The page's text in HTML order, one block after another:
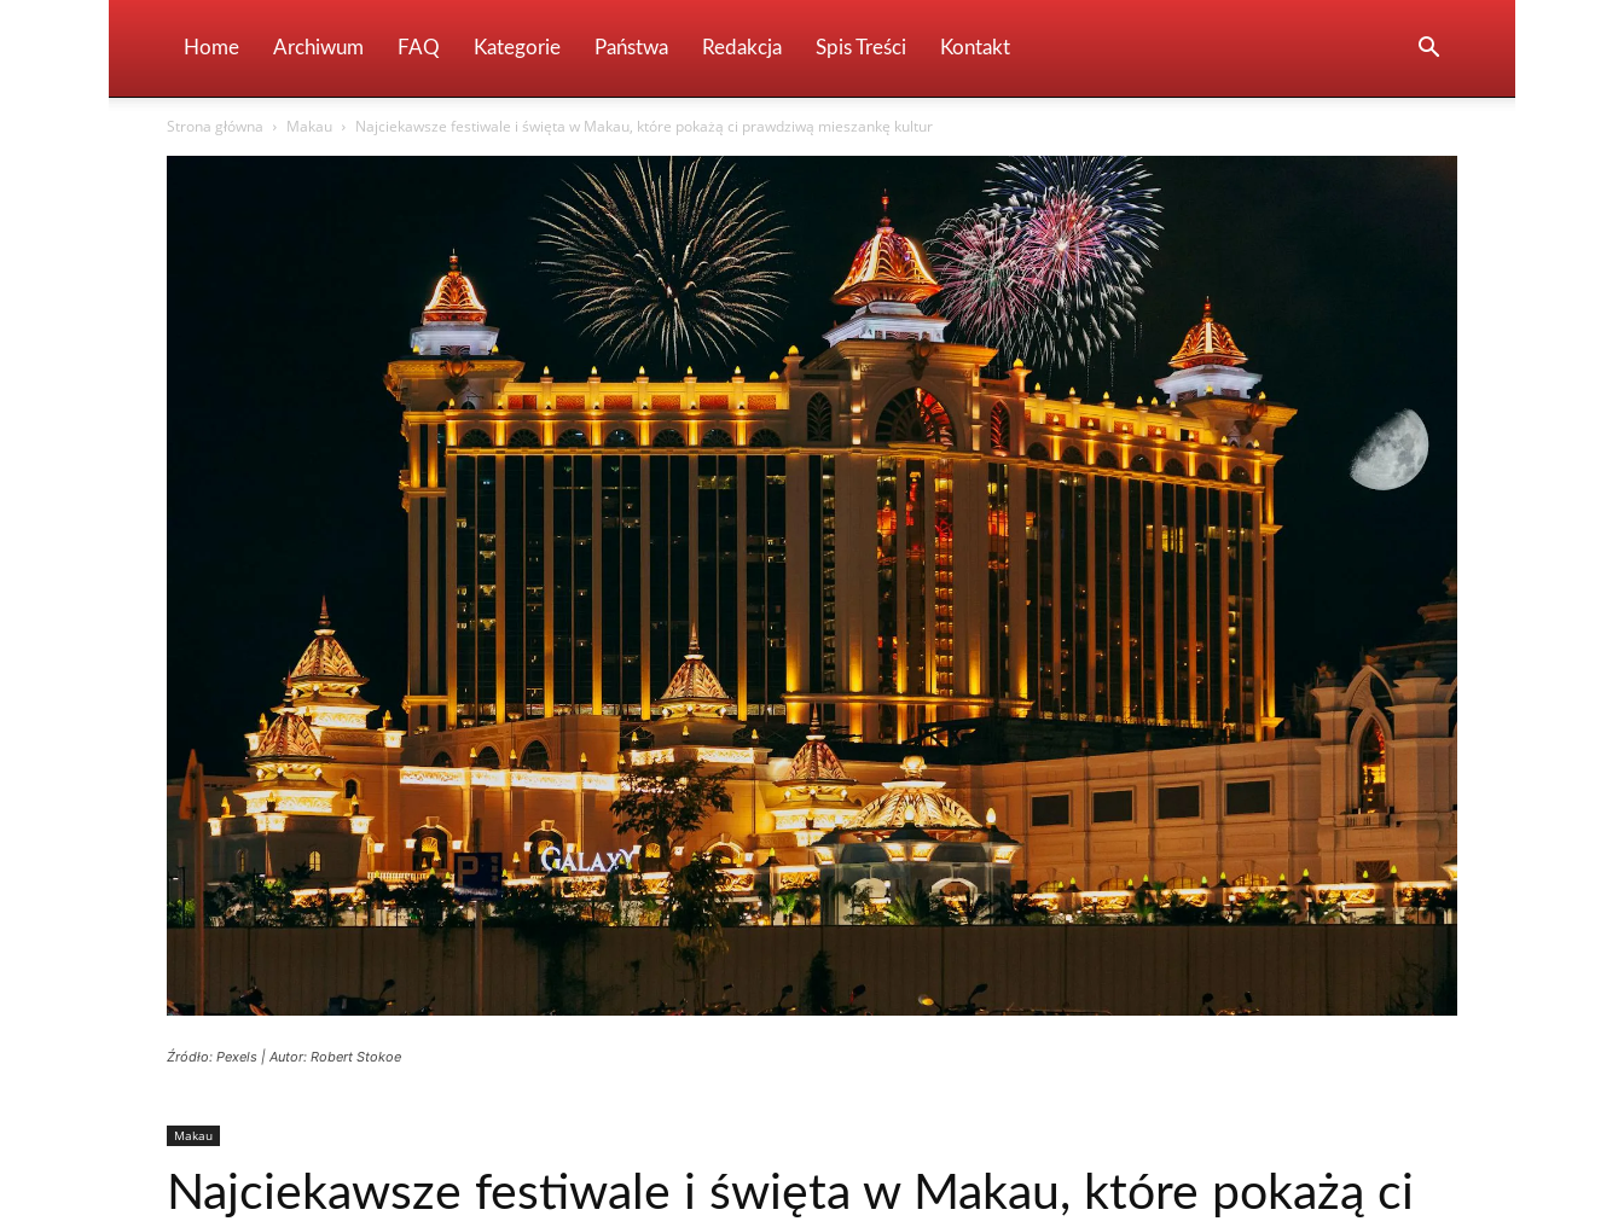
Home Archiwum FAQ Kategorie Państwa Redakcja Spis Treści Kontakt
Strona główna Makau Najciekawsze festiwale i święta w Makau, które pokażą ci prawdziwą mieszankę kultur
Źródło: Pexels | Autor: Robert Stokoe
Makau
Najciekawsze festiwale i święta w Makau, które pokażą ci